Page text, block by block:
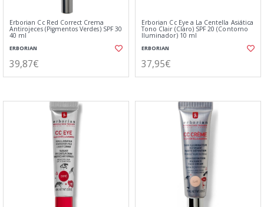
Erborian Cc Red Correct Crema
Antirojeces (Pigmentos Verdes) SPF 30
40 ml
ERBORIAN
39,87€
Erborian Cc Eye a La Centella Asiática
Tono Clair (Claro) SPF 20 (Contorno
Iluminador) 10 ml
ERBORIAN
37,95€